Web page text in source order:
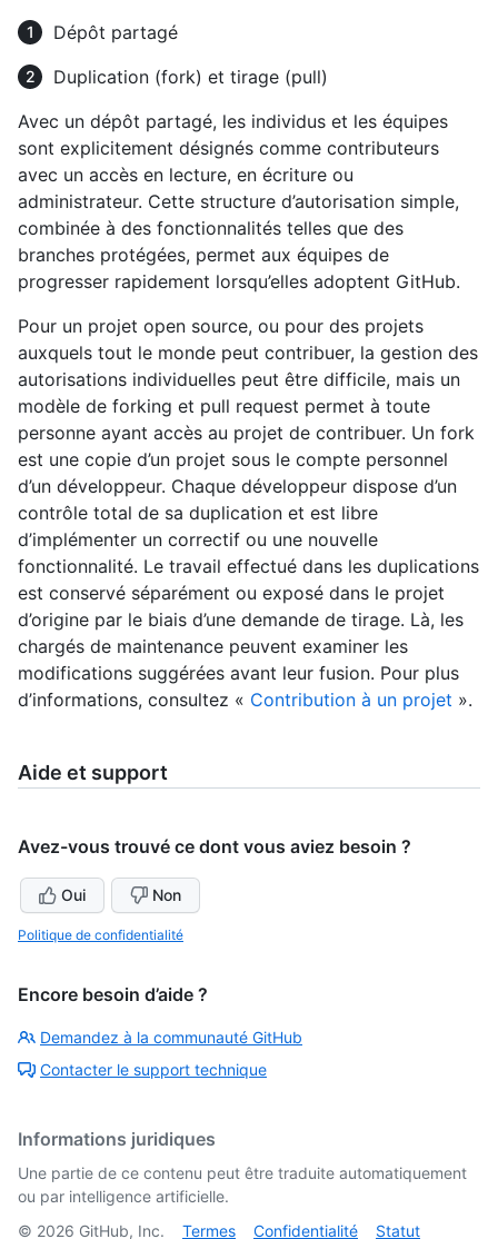
Dépôt partagé
Duplication (fork) et tirage (pull)
Avec un dépôt partagé, les individus et les équipes
sont explicitement désignés comme contributeurs
avec un accès en lecture, en écriture ou
administrateur. Cette structure d’autorisation simple,
combinée à des fonctionnalités telles que des
branches protégées, permet aux équipes de
progresser rapidement lorsqu’elles adoptent GitHub.
Pour un projet open source, ou pour des projets
auxquels tout le monde peut contribuer, la gestion des
autorisations individuelles peut être difficile, mais un
modèle de forking et pull request permet à toute
personne ayant accès au projet de contribuer. Un fork
est une copie d’un projet sous le compte personnel
d’un développeur. Chaque développeur dispose d’un
contrôle total de sa duplication et est libre
d’implémenter un correctif ou une nouvelle
fonctionnalité. Le travail effectué dans les duplications
est conservé séparément ou exposé dans le projet
d’origine par le biais d’une demande de tirage. Là, les
chargés de maintenance peuvent examiner les
modifications suggérées avant leur fusion. Pour plus
d’informations, consultez « Contribution à un projet ».
Aide et support
Avez-vous trouvé ce dont vous aviez besoin ?
Oui Non
Politique de confidentialité
Encore besoin d’aide ?
Demandez à la communauté GitHub
Contacter le support technique
Informations juridiques
Une partie de ce contenu peut être traduite automatiquement
ou par intelligence artificielle.
© 2026 GitHub, Inc. Termes Confidentialité Statut